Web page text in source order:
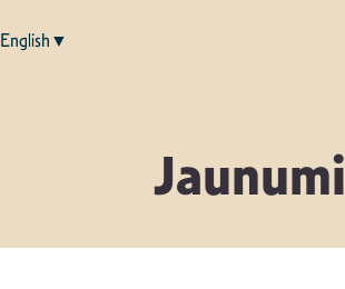
English▼
Jaunumi